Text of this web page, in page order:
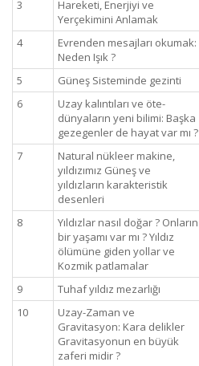
3
Hareketi, Enerjiyi ve
Yerçekimini Anlamak
4
Evrenden mesajları okumak:
Neden Işık ?
5
Güneş Sisteminde gezinti
6
Uzay kalıntıları ve öte-
dünyaların yeni bilimi: Başka
gezegenler de hayat var mı ?
7
Natural nükleer makine,
yıldızımız Güneş ve
yıldızların karakteristik
desenleri
8
Yıldızlar nasıl doğar ? Onların
bir yaşamı var mı ? Yıldız
ölümüne giden yollar ve
Kozmik patlamalar
9
Tuhaf yıldız mezarlığı
10
Uzay-Zaman ve
Gravitasyon: Kara delikler
Gravitasyonun en büyük
zaferi midir ?